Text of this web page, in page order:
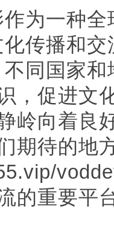
作为一种
化传播和
不同国家
，促进文
岭向着良
期待的地
的重要平